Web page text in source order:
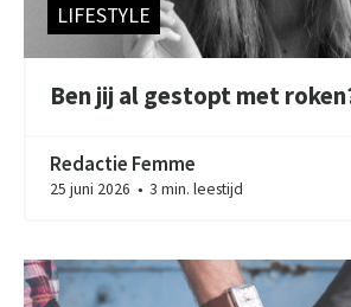
LIFESTYLE
Ben jij al gestopt met
Redactie Femme
25 juni 2026 ● 3 min. leestijd